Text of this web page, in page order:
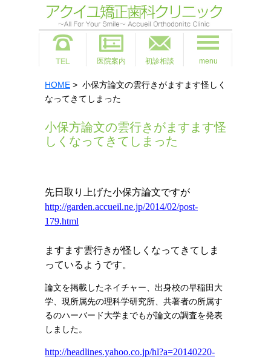
医院案内 初診相談 menu
HOME > 小保方論文の雲行きがますます怪しく
なってきてしまった
小保方論文の雲行きがますます怪
しくなってきてしまった
先日取り上げた小保方論文ですが
http://garden.accueil.ne.jp/2014/02/post-
179.html
ますます雲行きが怪しくなってきてしま
っているようです。
論文を掲載したネイチャー、出身校の早稲田大
学、現所属先の理科学研究所、共著者の所属す
るのハーバード大学までもが論文の調査を発表
しました。
http://headlines.yahoo.co.jp/hl?a=20140220-